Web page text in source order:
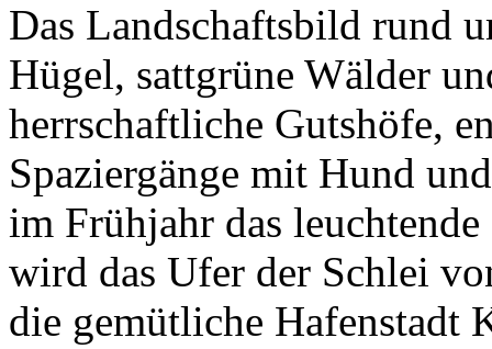
Das Landschaftsbild rund
Hügel, sattgrüne Wälder
herrschaftliche Gutshöfe,
Spaziergänge mit Hund
im Frühjahr das
wird das Ufer der Schlei
die gemütliche Hafenstadt